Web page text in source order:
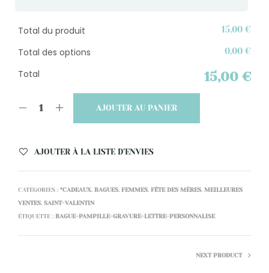
Total du produit 15,00 €
Total des options 0,00 €
Total 15,00 €
AJOUTER AU PANIER
AJOUTER À LA LISTE D’ENVIES
CATÉGORIES : *CADEAUX, BAGUES, FEMMES, FÊTE DES MÈRES, MEILLEURES
VENTES, SAINT-VALENTIN
ÉTIQUETTE : BAGUE-PAMPILLE-GRAVURE-LETTRE-PERSONNALISE
NEXT PRODUCT